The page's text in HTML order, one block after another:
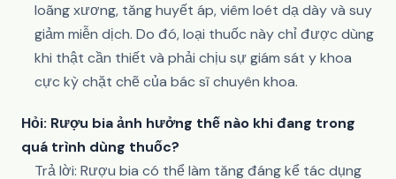
loãng xương, tăng huyết áp, viêm loét dạ dày và suy
giảm miễn dịch. Do đó, loại thuốc này chỉ được dùng
khi thật cần thiết và phải chịu sự giám sát y khoa
cực kỳ chặt chẽ của bác sĩ chuyên khoa.
Hỏi: Rượu bia ảnh hưởng thế nào khi đang trong
quá trình dùng thuốc?
Trả lời: Rượu bia có thể làm tăng đáng kể tác dụng